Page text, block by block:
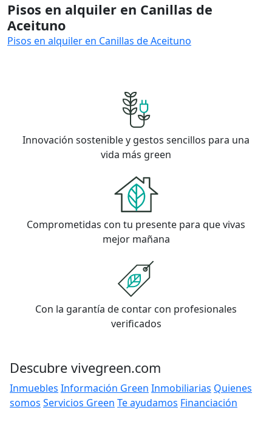
Pisos en alquiler en Canillas de
Aceituno
Pisos en alquiler en Canillas de Aceituno
Innovación sostenible y gestos sencillos para una
vida más green
Comprometidas con tu presente para que vivas
mejor mañana
Con la garantía de contar con profesionales
verificados
Descubre vivegreen.com
Inmuebles Información Green Inmobiliarias Quienes
somos Servicios Green Te ayudamos Financiación